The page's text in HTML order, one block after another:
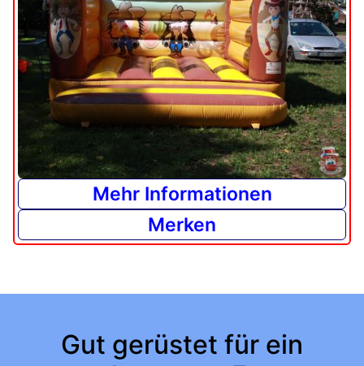
Mehr Informationen
Merken
Gut gerüstet für ein